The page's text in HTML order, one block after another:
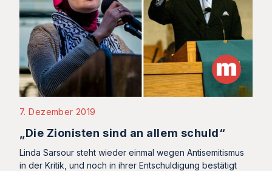
7. Dezember 2019
„Die Zionisten sind an allem schuld“
Linda Sarsour steht wieder einmal wegen Antisemitismus
in der Kritik, und noch in ihrer Entschuldigung bestätigt